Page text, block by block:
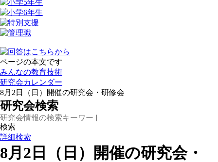
ページの本文です
みんなの教育技術
研究会カレンダー
8月2日（日）開催の研究会・研修会
研究会検索
詳細検索
8月2日（日）開催の研究会・